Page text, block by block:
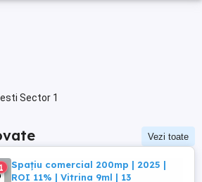
Sector 1
Vezi toate
1
Spațiu comercial 200mp | 2025 |
ROI 11% | Vitrina 9ml | 13